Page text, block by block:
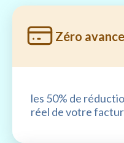
Zéro
les 50% de
réel de votre